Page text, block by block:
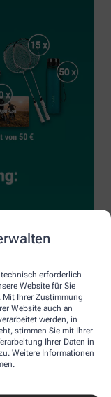
erforderlich
Website für Sie
Ihrer Zustimmung
Website auch an
werden, in
stimmen Sie mit Ihrer
Ihrer Daten in
Weitere Informationen